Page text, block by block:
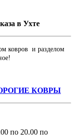
в Ухте
ковров и разделом
КОВРЫ
по 20.00 по